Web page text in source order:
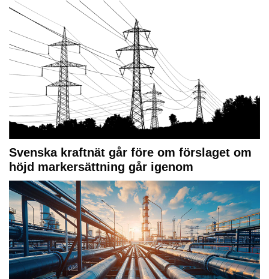
Svenska kraftnät går före om förslaget om
höjd markersättning går igenom